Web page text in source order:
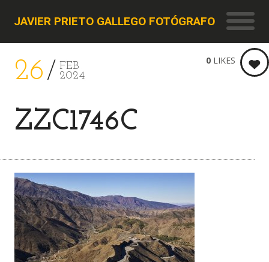
JAVIER PRIETO GALLEGO FOTÓGRAFO
26
FEB
2024
ZZC1746C
0 LIKES